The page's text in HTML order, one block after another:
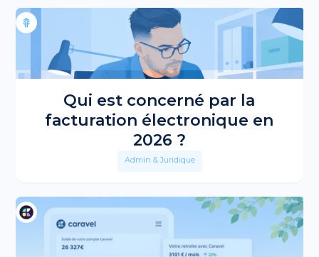
Qui est concerné par la
facturation électronique en
2026 ?
Admin & Juridique